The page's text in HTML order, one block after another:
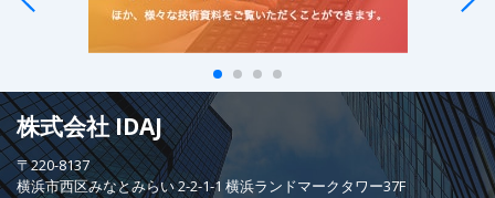
株式会社 IDAJ
〒220-8137
横浜市西区みなとみらい 2-2-1-1 横浜ランドマークタワー37F